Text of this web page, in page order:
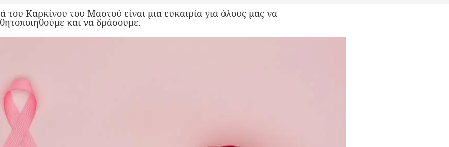
Καρκίνου του Μαστού είναι μια ευκαιρία για όλους μας να
και να δράσουμε.